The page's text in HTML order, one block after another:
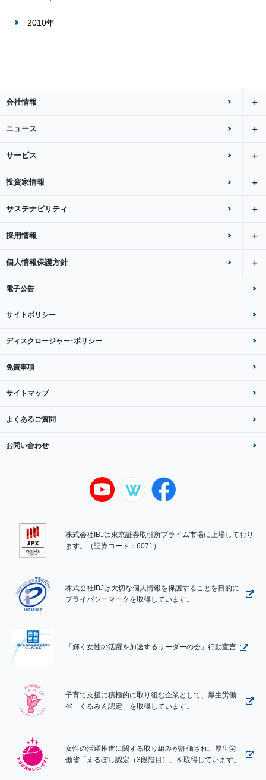
2010年
会社情報
ニュース
サービス
投資家情報
サステナビリティ
採用情報
個人情報保護方針
電子公告
サイトポリシー
ディスクロージャー･ポリシー
免責事項
サイトマップ
よくあるご質問
お問い合わせ
株式会社IBJは東京証券取引所プライム市場に上場しており
ます。（証券コード：6071）
株式会社IBJは大切な個人情報を保護することを目的に
プライバシーマークを取得しています。
「輝く女性の活躍を加速するリーダーの会」行動宣言
子育て支援に積極的に取り組む企業として、厚生労働
省「くるみん認定」を取得しています。
女性の活躍推進に関する取り組みが評価され、厚生労
働省「えるぼし認定（3段階目）」を取得しています。